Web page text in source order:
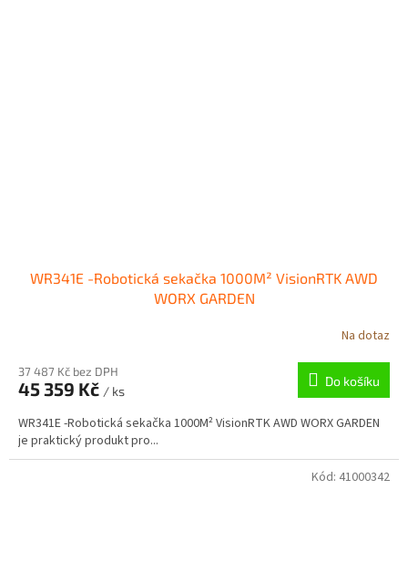
WR341E -Robotická sekačka 1000M² VisionRTK AWD
WORX GARDEN
Na dotaz
37 487 Kč bez DPH
45 359 Kč / ks
Do košíku
WR341E -Robotická sekačka 1000M² VisionRTK AWD WORX GARDEN
je praktický produkt pro...
Kód: 41000342